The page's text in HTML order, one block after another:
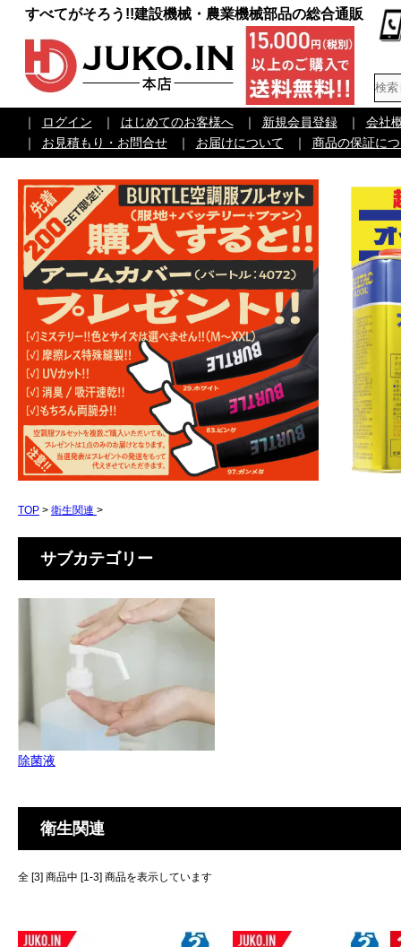
すべてがそろう!!建設機械・農業機械部品の総合通販
｜ ログイン ｜ はじめてのお客様へ ｜ 新規会員登録 ｜
会社
｜
お見積もり・お問合せ ｜ お届けについて ｜ 商品の保証に
TOP > 衛生関連 >
サブカテゴリー
除菌液
衛生関連
全 [3] 商品中 [1-3] 商品を表示しています